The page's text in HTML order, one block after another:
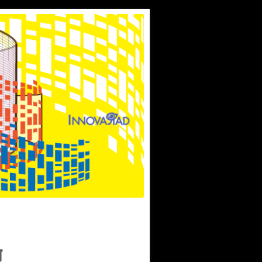
四大面向：要不要讀博士、國際參與、健保